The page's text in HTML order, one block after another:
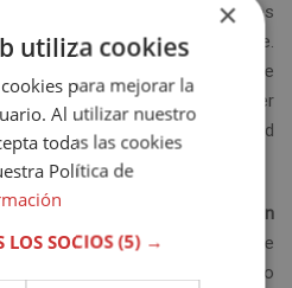
para mantener los mejores
a formación online se refiere.
educativa es un motivo de
que nos motiva a ser
educativos de calidad
e-learning.
obtener el
sello European
ayuda de nuestra comunidad de
las gracias a todo nuestro
×
utiliza cookies
para mejorar la
Al utilizar nuestro
todas las cookies
Política de
LOS SOCIOS(5) →